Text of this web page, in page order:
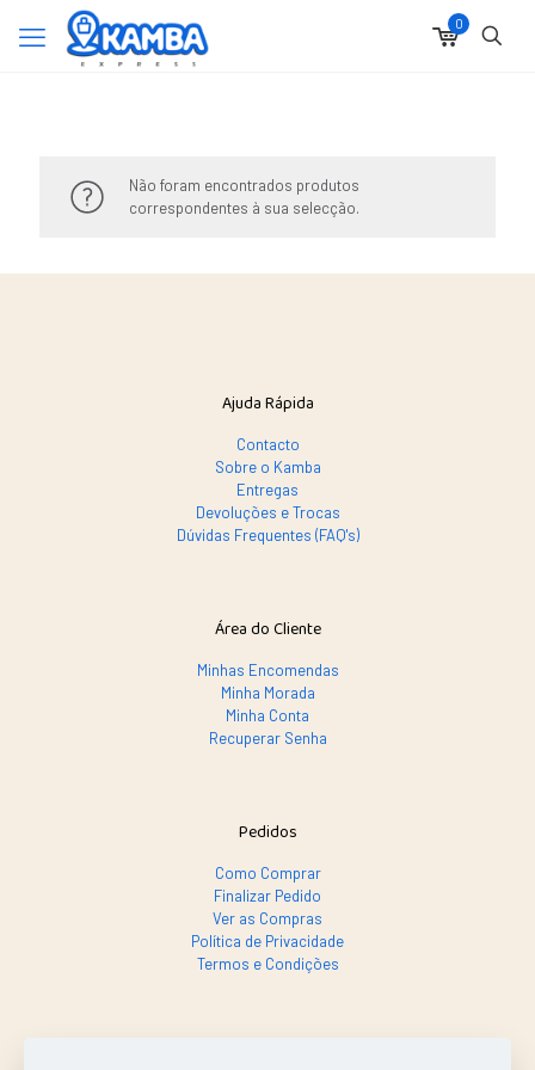
0
Não foram encontrados produtos
correspondentes à sua selecção.
Ajuda Rápida
Contacto
Sobre o Kamba
Entregas
Devoluções e Trocas
Dúvidas Frequentes (FAQ's)
Área do Cliente
Minhas Encomendas
Minha Morada
Minha Conta
Recuperar Senha
Pedidos
Como Comprar
Finalizar Pedido
Ver as Compras
Política de Privacidade
Termos e Condições